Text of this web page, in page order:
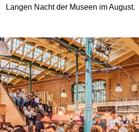
Langen Nacht der Museen im August.